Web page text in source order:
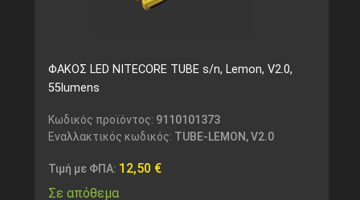
ΦΑΚΟΣ LED NITECORE TUBE s/n, Lemon, V2.0,
55lumens
Κωδικός προϊόντος: 9110101373
Εναλλακτικός κωδικός: TUBE-LEMON, V2.0
Τιμή με ΦΠΑ: 12,50 €
Σε απόθεμα